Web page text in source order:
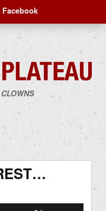
Facebook